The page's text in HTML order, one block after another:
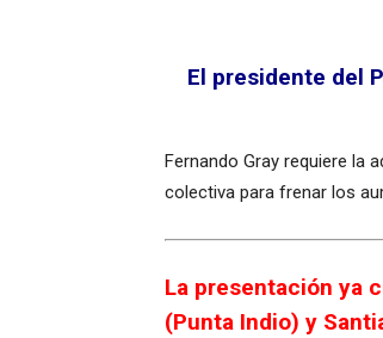
El presidente del
Fernando Gray requiere la
colectiva para frenar los
La presentación ya
(Punta Indio) y